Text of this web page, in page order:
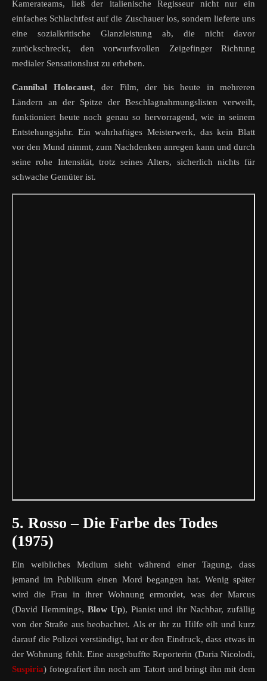
Kamerateams, ließ der italienische Regisseur nicht nur ein
einfaches Schlachtfest auf die Zuschauer los, sondern lieferte uns
eine sozialkritische Glanzleistung ab, die nicht davor
zurückschreckt, den vorwurfsvollen Zeigefinger Richtung
medialer Sensationslust zu erheben.
Cannibal Holocaust, der Film, der bis heute in mehreren
Ländern an der Spitze der Beschlagnahmungslisten verweilt,
funktioniert heute noch genau so hervorragend, wie in seinem
Entstehungsjahr. Ein wahrhaftiges Meisterwerk, das kein Blatt
vor den Mund nimmt, zum Nachdenken anregen kann und durch
seine rohe Intensität, trotz seines Alters, sicherlich nichts für
schwache Gemüter ist.
5. Rosso – Die Farbe des Todes
(1975)
Ein weibliches Medium sieht während einer Tagung, dass
jemand im Publikum einen Mord begangen hat. Wenig später
wird die Frau in ihrer Wohnung ermordet, was der Marcus
(David Hemmings, Blow Up), Pianist und ihr Nachbar, zufällig
von der Straße aus beobachtet. Als er ihr zu Hilfe eilt und kurz
darauf die Polizei verständigt, hat er den Eindruck, dass etwas in
der Wohnung fehlt. Eine ausgebuffte Reporterin (Daria Nicolodi,
Suspiria) fotografiert ihn noch am Tatort und bringt ihn mit dem